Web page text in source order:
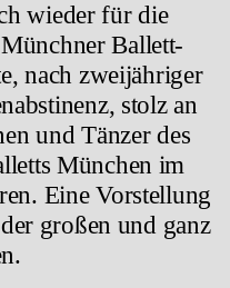
wieder für die
Ballett-
nach zweijähriger
stolz an
und Tänzer des
München im
Eine Vorstellung
großen und ganz